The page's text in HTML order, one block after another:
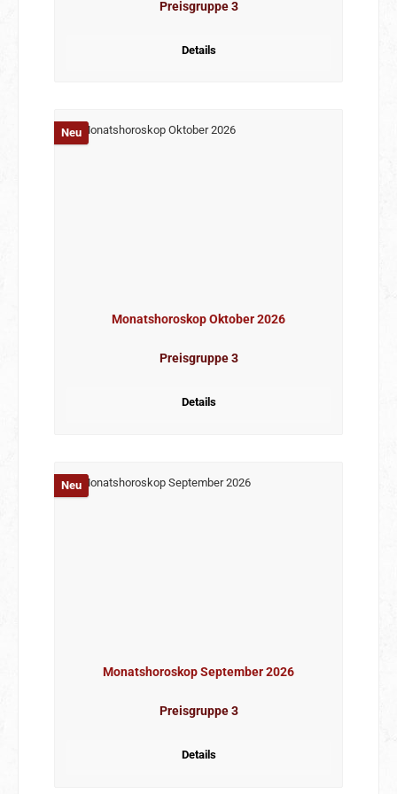
Preisgruppe 3
Details
Neu
Monatshoroskop Oktober 2026
Preisgruppe 3
Details
Neu
Monatshoroskop September 2026
Preisgruppe 3
Details